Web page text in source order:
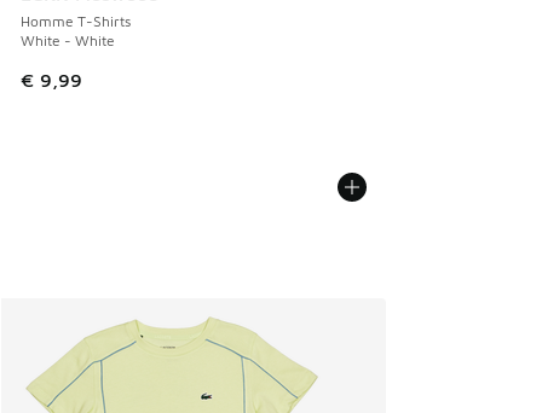
Homme T-Shirts
White - White
€ 9,99